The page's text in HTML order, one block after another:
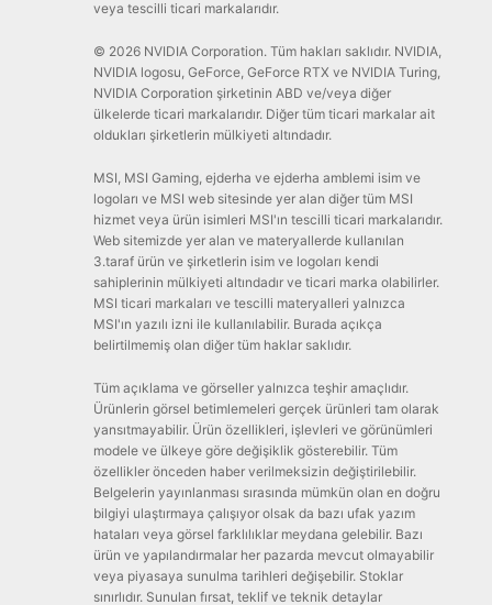
veya tescilli ticari markalarıdır.
© 2026 NVIDIA Corporation. Tüm hakları saklıdır. NVIDIA,
NVIDIA logosu, GeForce, GeForce RTX ve NVIDIA Turing,
NVIDIA Corporation şirketinin ABD ve/veya diğer
ülkelerde ticari markalarıdır. Diğer tüm ticari markalar ait
oldukları şirketlerin mülkiyeti altındadır.
MSI, MSI Gaming, ejderha ve ejderha amblemi isim ve
logoları ve MSI web sitesinde yer alan diğer tüm MSI
hizmet veya ürün isimleri MSI'ın tescilli ticari markalarıdır.
Web sitemizde yer alan ve materyallerde kullanılan
3.taraf ürün ve şirketlerin isim ve logoları kendi
sahiplerinin mülkiyeti altındadır ve ticari marka olabilirler.
MSI ticari markaları ve tescilli materyalleri yalnızca
MSI'ın yazılı izni ile kullanılabilir. Burada açıkça
belirtilmemiş olan diğer tüm haklar saklıdır.
Tüm açıklama ve görseller yalnızca teşhir amaçlıdır.
Ürünlerin görsel betimlemeleri gerçek ürünleri tam olarak
yansıtmayabilir. Ürün özellikleri, işlevleri ve görünümleri
modele ve ülkeye göre değişiklik gösterebilir. Tüm
özellikler önceden haber verilmeksizin değiştirilebilir.
Belgelerin yayınlanması sırasında mümkün olan en doğru
bilgiyi ulaştırmaya çalışıyor olsak da bazı ufak yazım
hataları veya görsel farklılıklar meydana gelebilir. Bazı
ürün ve yapılandırmalar her pazarda mevcut olmayabilir
veya piyasaya sunulma tarihleri değişebilir. Stoklar
sınırlıdır. Sunulan fırsat, teklif ve teknik detaylar